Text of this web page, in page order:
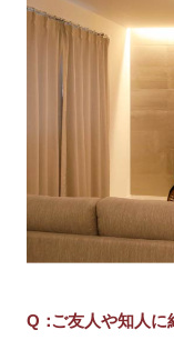
ご友人や知人に